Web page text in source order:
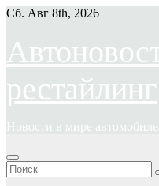
Перейти
содержимому
Сб. Авг 8th, 2026
рестайлинг
Новости в мире